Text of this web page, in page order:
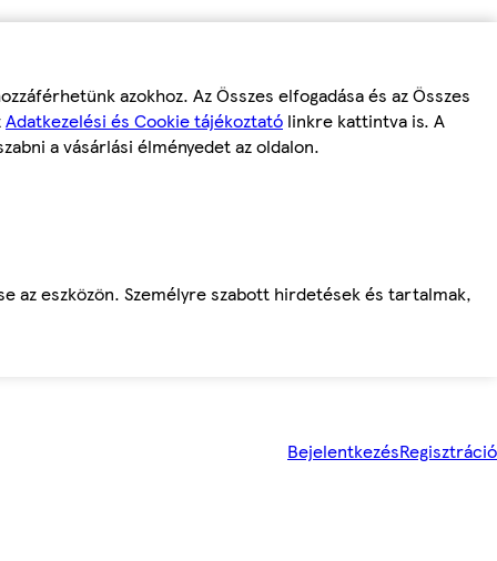
azokhoz. Az Összes elfogadása és az Összes
Adatkezelési és Cookie tájékoztató linkre kattintva is. A
a vásárlási élményedet az oldalon.
az eszközön. Személyre szabott hirdetések és tartalmak,
BejelentkezésRegisztráció